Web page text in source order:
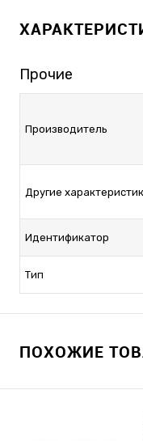
Прочие
Производитель
Другие
Идентификатор
Тип
ПОХОЖИЕ